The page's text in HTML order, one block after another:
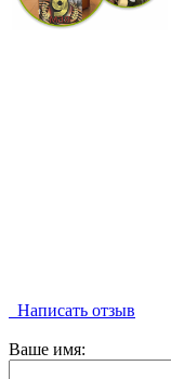
Написать отзыв
Ваше имя: